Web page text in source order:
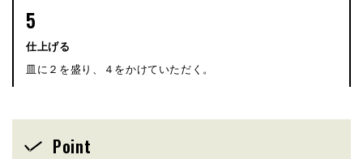
5
仕上げる
皿に２を盛り、４をかけていただく。
Point